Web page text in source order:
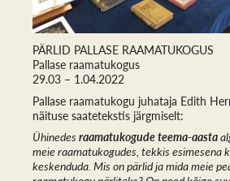
PÄRLID PALLASE RAAMATUKOGUS
Pallase raamatukogus
29.03 – 1.04.2022
Pallase raamatukogu juhataja Edith
näituse saatetekstis järgmiselt:
Ühinedes raamatukogude teema-aasta
meie raamatukogudes, tekkis esimesena
keskenduda. Mis on pärlid ja mida meie